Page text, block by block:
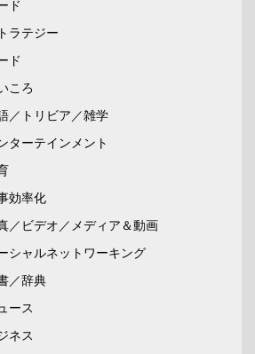
ド
ラテジー
ド
ころ
／トリビア／雑学
ターテインメント
効率化
／ビデオ／メディア＆動画
シャルネットワーキング
／辞典
ース
ネス